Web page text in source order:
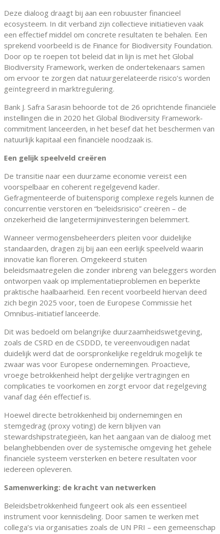
Deze dialoog draagt bij aan een robuuster financieel
ecosysteem. In dit verband zijn collectieve initiatieven vaak
een effectief middel om concrete resultaten te behalen. Een
sprekend voorbeeld is de Finance for Biodiversity Foundation.
Door op te roepen tot beleid dat in lijn is met het Global
Biodiversity Framework, werken de ondertekenaars samen
om ervoor te zorgen dat natuurgerelateerde risico’s worden
geïntegreerd in marktregulering.
Bank J. Safra Sarasin behoorde tot de 26 oprichtende financiële
instellingen die in 2020 het Global Biodiversity Framework-
commitment lanceerden, in het besef dat het beschermen van
natuurlijk kapitaal een financiële noodzaak is.
Een gelijk speelveld creëren
De transitie naar een duurzame economie vereist een
voorspelbaar en coherent regelgevend kader.
Gefragmenteerde of buitensporig complexe regels kunnen de
concurrentie verstoren en “beleidsrisico” creëren – de
onzekerheid die langetermijninvesteringen belemmert.
Wanneer vermogensbeheerders pleiten voor duidelijke
standaarden, dragen zij bij aan een eerlijk speelveld waarin
innovatie kan floreren. Omgekeerd stuiten
beleidsmaatregelen die zonder inbreng van beleggers worden
ontworpen vaak op implementatieproblemen en beperkte
praktische haalbaarheid. Een recent voorbeeld hiervan deed
zich begin 2025 voor, toen de Europese Commissie het
Omnibus-initiatief lanceerde.
Dit was bedoeld om belangrijke duurzaamheidswetgeving,
zoals de CSRD en de CSDDD, te vereenvoudigen nadat
duidelijk werd dat de oorspronkelijke regeldruk mogelijk te
zwaar was voor Europese ondernemingen. Proactieve,
vroege betrokkenheid helpt dergelijke vertragingen en
complicaties te voorkomen en zorgt ervoor dat regelgeving
vanaf dag één effectief is.
Hoewel directe betrokkenheid bij ondernemingen en
stemgedrag (proxy voting) de kern blijven van
stewardshipstrategieën, kan het aangaan van de dialoog met
belanghebbenden over de systemische omgeving het gehele
financiële systeem versterken en betere resultaten voor
iedereen opleveren.
Samenwerking: de kracht van netwerken
Beleidsbetrokkenheid fungeert ook als een essentieel
instrument voor kennisdeling. Door samen te werken met
collega’s via organisaties zoals de UN PRI – een gemeenschap